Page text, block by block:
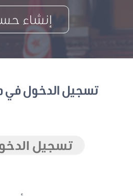
إنشاء
تسجيل الدخول في
تسجيل